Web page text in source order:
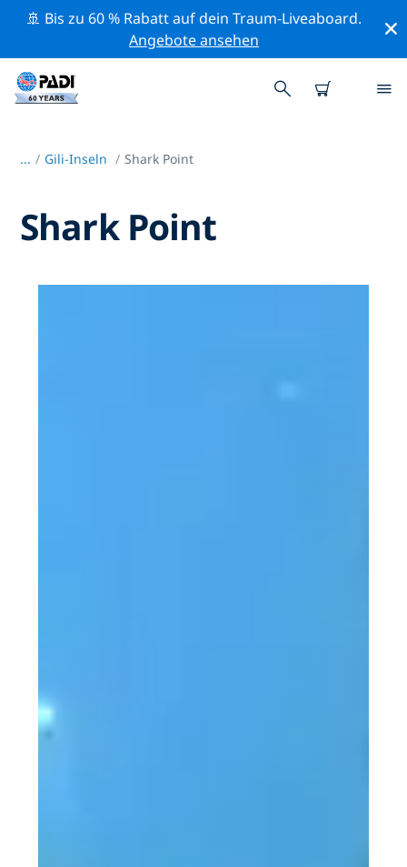
🚢 Bis zu 60 % Rabatt auf dein Traum-Liveaboard.
Angebote ansehen
... / Gili-Inseln Shark Point
Shark Point